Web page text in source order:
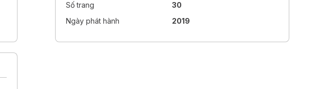
Số trang
30
Ngày phát hành
2019